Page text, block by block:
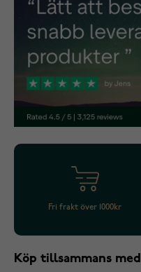
Fri frakt över 1000kr
Köp tillsammans med